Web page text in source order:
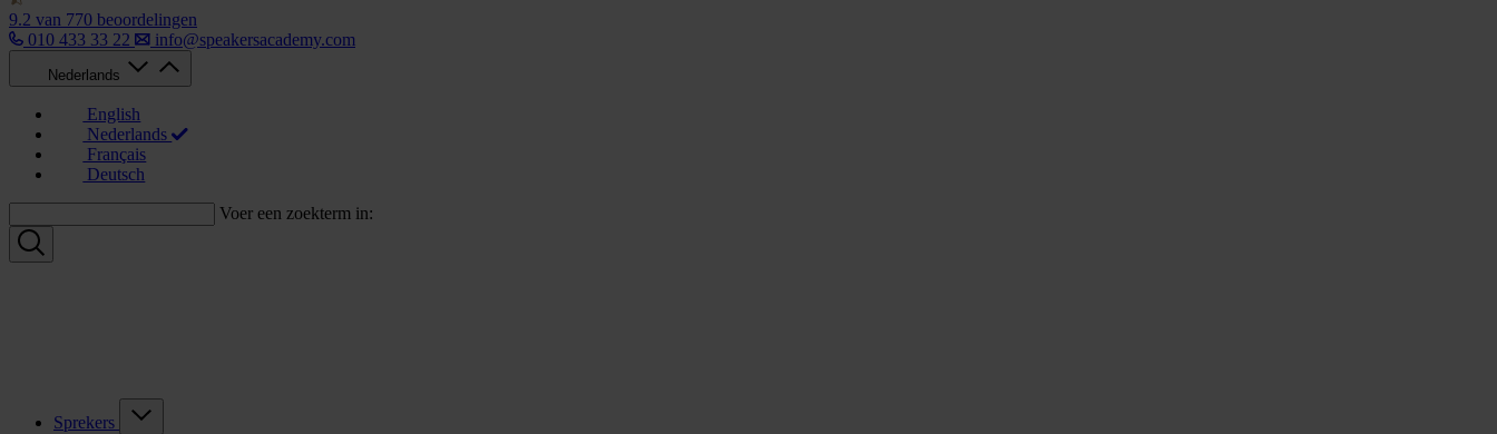
9.2 van 770 beoordelingen
010 433 33 22
info@speakersacademy.com
Nederlands
English
Nederlands
Français
Deutsch
Voer een zoekterm in:
Sprekers